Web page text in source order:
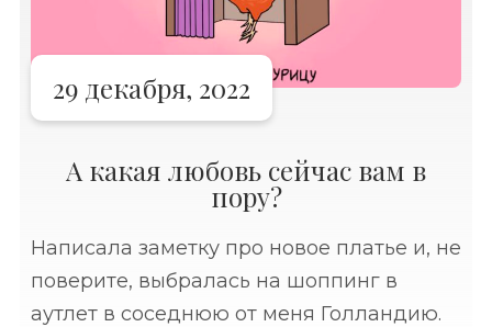
29 декабря, 2022
А какая любовь сейчас вам в
пору?
Написала заметку про новое платье и, не
поверите, выбралась на шоппинг в
аутлет в соседнюю от меня Голландию.